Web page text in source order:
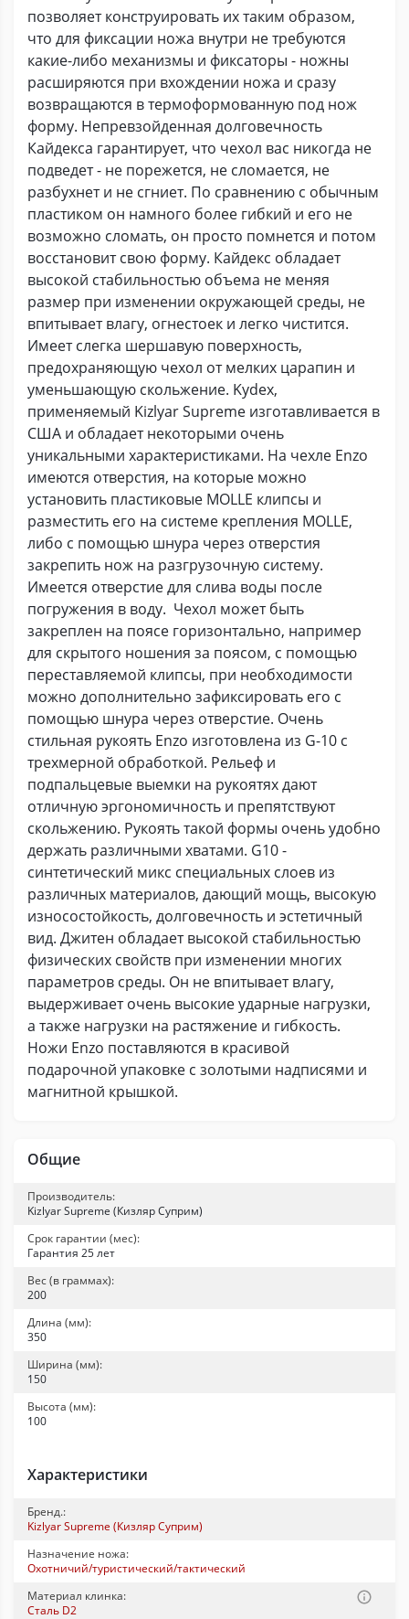
позволяет конструировать их таким образом,
что для фиксации ножа внутри не требуются
какие-либо механизмы и фиксаторы - ножны
расширяются при вхождении ножа и сразу
возвращаются в термоформованную под нож
форму. Непревзойденная долговечность
Кайдекса гарантирует, что чехол вас никогда не
подведет - не порежется, не сломается, не
разбухнет и не сгниет. По сравнению с обычным
пластиком он намного более гибкий и его не
возможно сломать, он просто помнется и потом
восстановит свою форму. Кайдекс обладает
высокой стабильностью объема не меняя
размер при изменении окружающей среды, не
впитывает влагу, огнестоек и легко чистится.
Имеет слегка шершавую поверхность,
предохраняющую чехол от мелких царапин и
уменьшающую скольжение. Kydex,
применяемый Kizlyar Supreme изготавливается в
США и обладает некоторыми очень
уникальными характеристиками. На чехле Enzo
имеются отверстия, на которые можно
установить пластиковые MOLLE клипсы и
разместить его на системе крепления MOLLE,
либо с помощью шнура через отверстия
закрепить нож на разгрузочную систему.
Имеется отверстие для слива воды после
погружения в воду. Чехол может быть
закреплен на поясе горизонтально, например
для скрытого ношения за поясом, с помощью
переставляемой клипсы, при необходимости
можно дополнительно зафиксировать его с
помощью шнура через отверстие. Очень
стильная рукоять Enzo изготовлена из G-10 с
трехмерной обработкой. Рельеф и
подпальцевые выемки на рукоятях дают
отличную эргономичность и препятствуют
скольжению. Рукоять такой формы очень удобно
держать различными хватами. G10 -
синтетический микс специальных слоев из
различных материалов, дающий мощь, высокую
износостойкость, долговечность и эстетичный
вид. Джитен обладает высокой стабильностью
физических свойств при изменении многих
параметров среды. Он не впитывает влагу,
выдерживает очень высокие ударные нагрузки,
а также нагрузки на растяжение и гибкость.
Ножи Enzo поставляются в красивой
подарочной упаковке с золотыми надписями и
магнитной крышкой.
Общие
Производитель:
Kizlyar Supreme (Кизляр Суприм)
Срок гарантии (мес):
Гарантия 25 лет
Вес (в граммах):
200
Длина (мм):
350
Ширина (мм):
150
Высота (мм):
100
Характеристики
Бренд.:
Kizlyar Supreme (Кизляр Суприм)
Назначение ножа:
Охотничий/туристический/тактический
Материал клинка:
Сталь D2